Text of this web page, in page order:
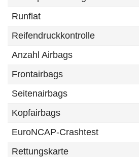
Runflat
Reifendruckkontrolle
Anzahl Airbags
Frontairbags
Seitenairbags
Kopfairbags
EuroNCAP-Crashtest
Rettungskarte